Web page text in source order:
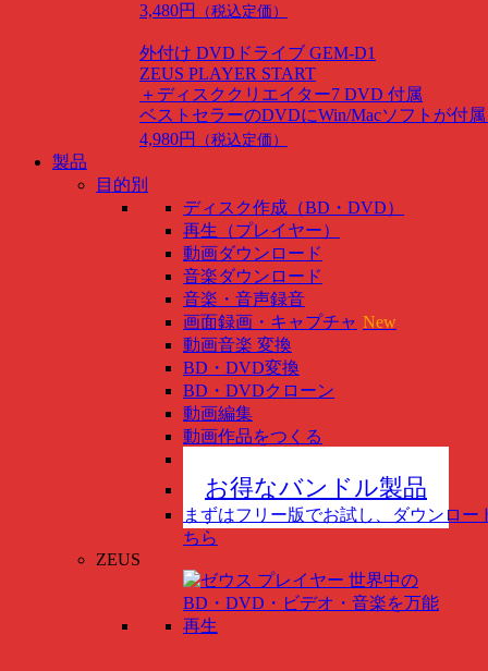
3,480円
（税込定価）
外付け DVDドライブ GEM-D1
ZEUS PLAYER START
＋ディスククリエイター7 DVD 付属
ベストセラーのDVDにWin/Macソフトが付
4,980円
（税込定価）
製品
目的別
ディスク作成（BD・DVD）
再生（プレイヤー）
動画ダウンロード
音楽ダウンロード
音楽・音声録音
画面録画・キャプチャ New
動画音楽 変換
BD・DVD変換
BD・DVDクローン
動画編集
動画作品をつくる
お得なバンドル製品
まずはフリー版でお試し、ダウンロー
ちら
ZEUS